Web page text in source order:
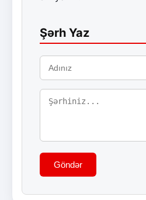
Şərh Yaz
Göndər